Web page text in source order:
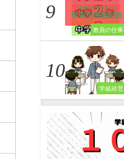
教員の仕事
学級経営